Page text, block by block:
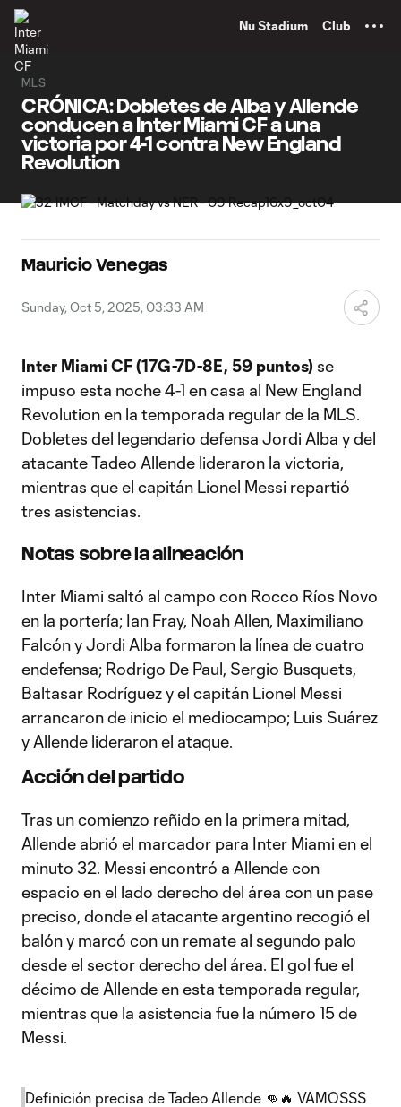
Nu Stadium Club
MLS
CRÓNICA: Dobletes de Alba y Allende
conducen a Inter Miami CF a una
victoria por 4-1 contra New England
Revolution
Mauricio Venegas
Sunday, Oct 5, 2025, 03:33 AM
Inter Miami CF (17G-7D-8E, 59 puntos) se
impuso esta noche 4-1 en casa al New England
Revolution en la temporada regular de la MLS.
Dobletes del legendario defensa Jordi Alba y del
atacante Tadeo Allende lideraron la victoria,
mientras que el capitán Lionel Messi repartió
tres asistencias.
Notas sobre la alineación
Inter Miami saltó al campo con Rocco Ríos Novo
en la portería; Ian Fray, Noah Allen, Maximiliano
Falcón y Jordi Alba formaron la línea de cuatro
endefensa; Rodrigo De Paul, Sergio Busquets,
Baltasar Rodríguez y el capitán Lionel Messi
arrancaron de inicio el mediocampo; Luis Suárez
y Allende lideraron el ataque.
Acción del partido
Tras un comienzo reñido en la primera mitad,
Allende abrió el marcador para Inter Miami en el
minuto 32. Messi encontró a Allende con
espacio en el lado derecho del área con un pase
preciso, donde el atacante argentino recogió el
balón y marcó con un remate al segundo palo
desde el sector derecho del área. El gol fue el
décimo de Allende en esta temporada regular,
mientras que la asistencia fue la número 15 de
Messi.
Definición precisa de Tadeo Allende 👊🔥 VAMOSSS